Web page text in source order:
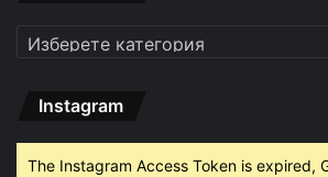
Категории
Instagram
The Instagram Access Token is expired,